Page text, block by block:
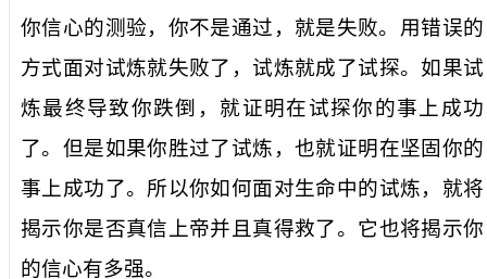
你信心的测验，你不是通过，就是失败。 用错误的
方式面对试炼就失败了，试炼就成了试探。如果试
炼最终导致你跌倒 ，就证明在试探你的事上成功
了。 但是如果你胜过了试炼， 也就证明在坚固你的
事上成功了。所以你如何面对生命中的试炼， 就将
揭示你是否真信 上帝并且真得救了。 它也将揭示你
的信心有多强。